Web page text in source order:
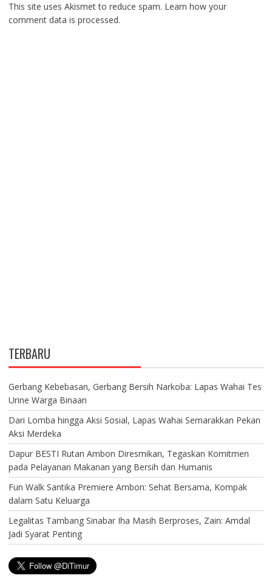
This site uses Akismet to reduce spam. Learn how your
comment data is processed.
TERBARU
Gerbang Kebebasan, Gerbang Bersih Narkoba: Lapas Wahai Tes
Urine Warga Binaan
Dari Lomba hingga Aksi Sosial, Lapas Wahai Semarakkan Pekan
Aksi Merdeka
Dapur BESTI Rutan Ambon Diresmikan, Tegaskan Komitmen
pada Pelayanan Makanan yang Bersih dan Humanis
Fun Walk Santika Premiere Ambon: Sehat Bersama, Kompak
dalam Satu Keluarga
Legalitas Tambang Sinabar Iha Masih Berproses, Zain: Amdal
Jadi Syarat Penting